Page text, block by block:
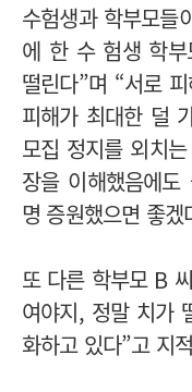
수험생과 학부모들
에 한 수 험생 학
떨린다”며 “서로
피해가 최대한 덜
모집 정지를 외치
장을 이해했음에
명 증원했으면 좋겠
또 다른 학부모 B
여야지, 정말 치가
화하고 있다”고 지